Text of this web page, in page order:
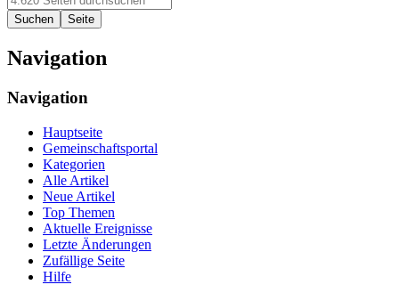
Navigation
Navigation
Hauptseite
Gemeinschaftsportal
Kategorien
Alle Artikel
Neue Artikel
Top Themen
Aktuelle Ereignisse
Letzte Änderungen
Zufällige Seite
Hilfe